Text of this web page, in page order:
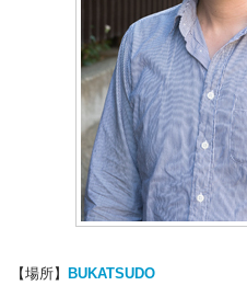
【場所】 BUKATSUDO